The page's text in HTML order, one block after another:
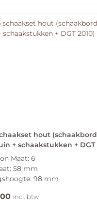
hout (schaakbord
+ schaakstukken + DGT
Maat: 6
58 mm
98 mm
incl. btw